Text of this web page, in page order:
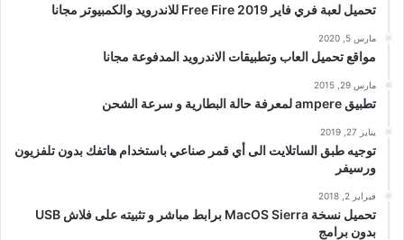
تحميل لعبة فري فاير Free Fire 2019 للاندرويد والكمبيوتر مجانا
مارس 5, 2020
مواقع تحميل العاب وتطبيقات الاندرويد المدفوعة مجانا
مارس 29, 2015
تطبيق ampere لمعرفة حالة البطارية و سرعة الشحن
يناير 27, 2019
توجيه طبق الساتلايت الى أي قمر صناعي باستخدام هاتفك بدون تلفزيون
ورسيفر
فبراير 2, 2018
تحميل نسخة MacOS Sierra برابط مباشر و تثبيته على فلاش USB
بدون برامج